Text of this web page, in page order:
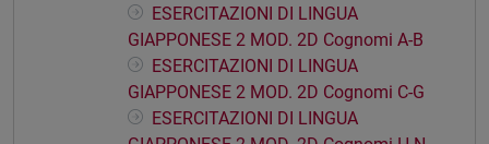
ESERCITAZIONI DI LINGUA
GIAPPONESE 2 MOD. 2D Cognomi A-B
ESERCITAZIONI DI LINGUA
GIAPPONESE 2 MOD. 2D Cognomi C-G
ESERCITAZIONI DI LINGUA